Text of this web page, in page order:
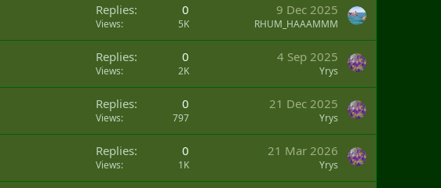
Replies 0
Views 5K
9 Dec 2025
RHUM_HAAAMMM
Replies 0
Views 2K
4 Sep 2025
Yrys
Replies 0
Views 797
21 Dec 2025
Yrys
Replies 0
Views 1K
21 Mar 2026
Yrys